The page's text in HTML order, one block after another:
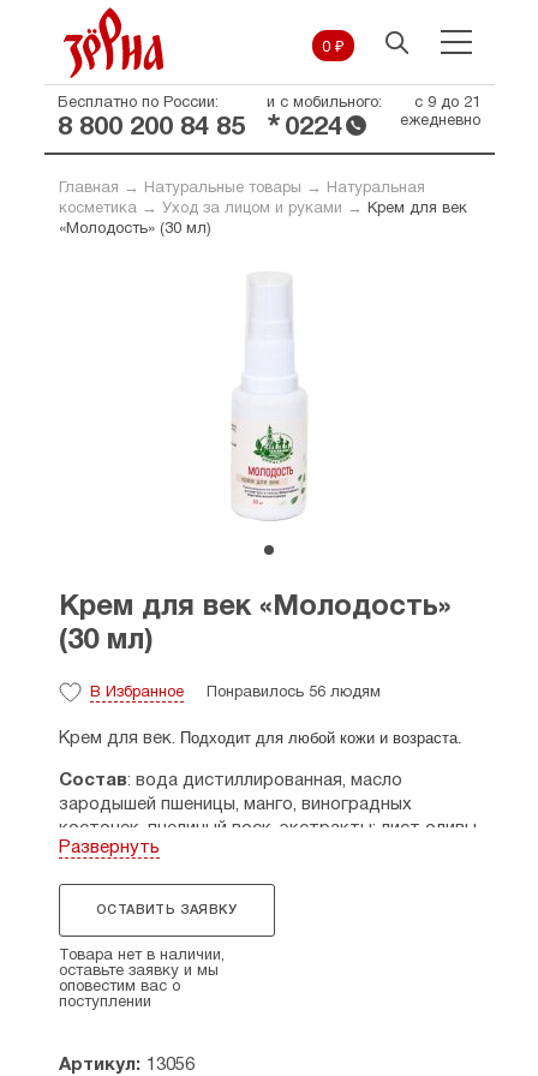
0 ₽
Бесплатно по России:
8 800 200 84 85
и с мобильного:
* 0224
с 9 до 21
ежедневно
Главная → Натуральные товары →
Натуральная
косметика→ Уход за лицом и руками →
Крем для век
«Молодость» (30 мл)
Крем для век «Молодость»
(30 мл)
В Избранное Понравилось 56 людям
Крем для век. Подходит для любой кожи и возраста.
Состав: вода дистиллированная, масло
зародышей пшеницы, манго, виноградных
косточек, пчелиный воск, экстракты: лист оливы,
лотос, центелла азиатская, красный чай,
SE-PF (эмульгатор растительного
глицерин растительный, D-пантенол (провитамин
В5), витамин Е, натуральный консерват из
японской жимолости Campo Plantservative.
обеспечивает моментальное впитывание в кожу
Развернуть
ОСТАВИТЬ ЗАЯВКУ
Товара нет в наличии,
оставьте заявку и мы
оповестим вас о
поступлении
Артикул: 13056